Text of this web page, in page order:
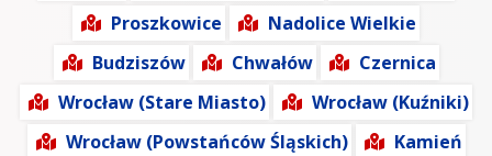
Proszkowice
Nadolice Wielkie
Budziszów
Chwałów
Czernica
Wrocław (Stare Miasto)
Wrocław (Kuźniki)
Wrocław (Powstańców Śląskich)
Kamień